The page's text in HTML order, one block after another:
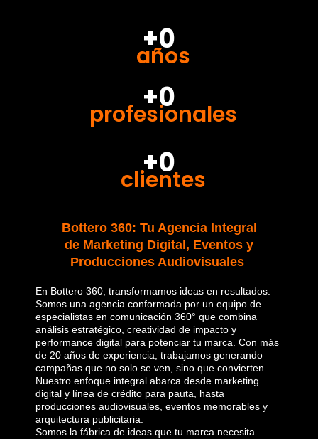
+0
años
+0
profesionales
+0
clientes
Bottero 360: Tu Agencia Integral
de Marketing Digital, Eventos y
Producciones Audiovisuales
En Bottero 360, transformamos ideas en resultados.
Somos una agencia conformada por un equipo de
especialistas en comunicación 360° que combina
análisis estratégico, creatividad de impacto y
performance digital para potenciar tu marca. Con más
de 20 años de experiencia, trabajamos generando
campañas que no solo se ven, sino que convierten.
Nuestro enfoque integral abarca desde marketing
digital y línea de crédito para pauta, hasta
producciones audiovisuales, eventos memorables y
arquitectura publicitaria.
Somos la fábrica de ideas que tu marca necesita.